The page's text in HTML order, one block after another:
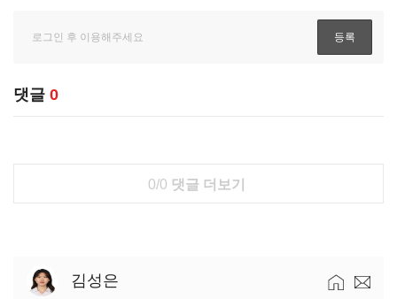
댓글 0
0/0 댓글 더보기
김성은